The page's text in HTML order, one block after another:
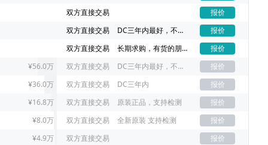
双方直接交易
报价
双方直接交易 DC三年内最好，不同DC价格不一样
报价
双方直接交易 长期求购，有货的朋友请联系我吧
报价
¥56.0万 双方直接交易 DC三年内最好，不同DC价格不一样
报价
¥36.0万 双方直接交易 DC三年内
报价
¥16.8万 双方直接交易 原装正品，支持检测
报价
¥8.0万 双方直接交易 全新原装 支持检测
报价
¥4.9万 双方直接交易
报价